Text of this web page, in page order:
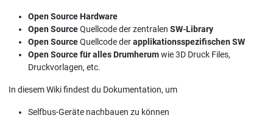
Open Source Hardware
Open SourceQuellcode der zentralenSW-Library
Open SourceQuellcode derapplikationsspezifischen SW
Open Source für alles Drumherumwie 3D Druck Files,
Druckvorlagen, etc.
In diesem Wiki findest du Dokumentation, um
Selfbus-Geräte nachbauen zu können